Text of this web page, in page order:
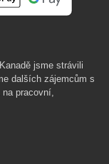
jsme strávili
dalších zájemcům s
pracovní,